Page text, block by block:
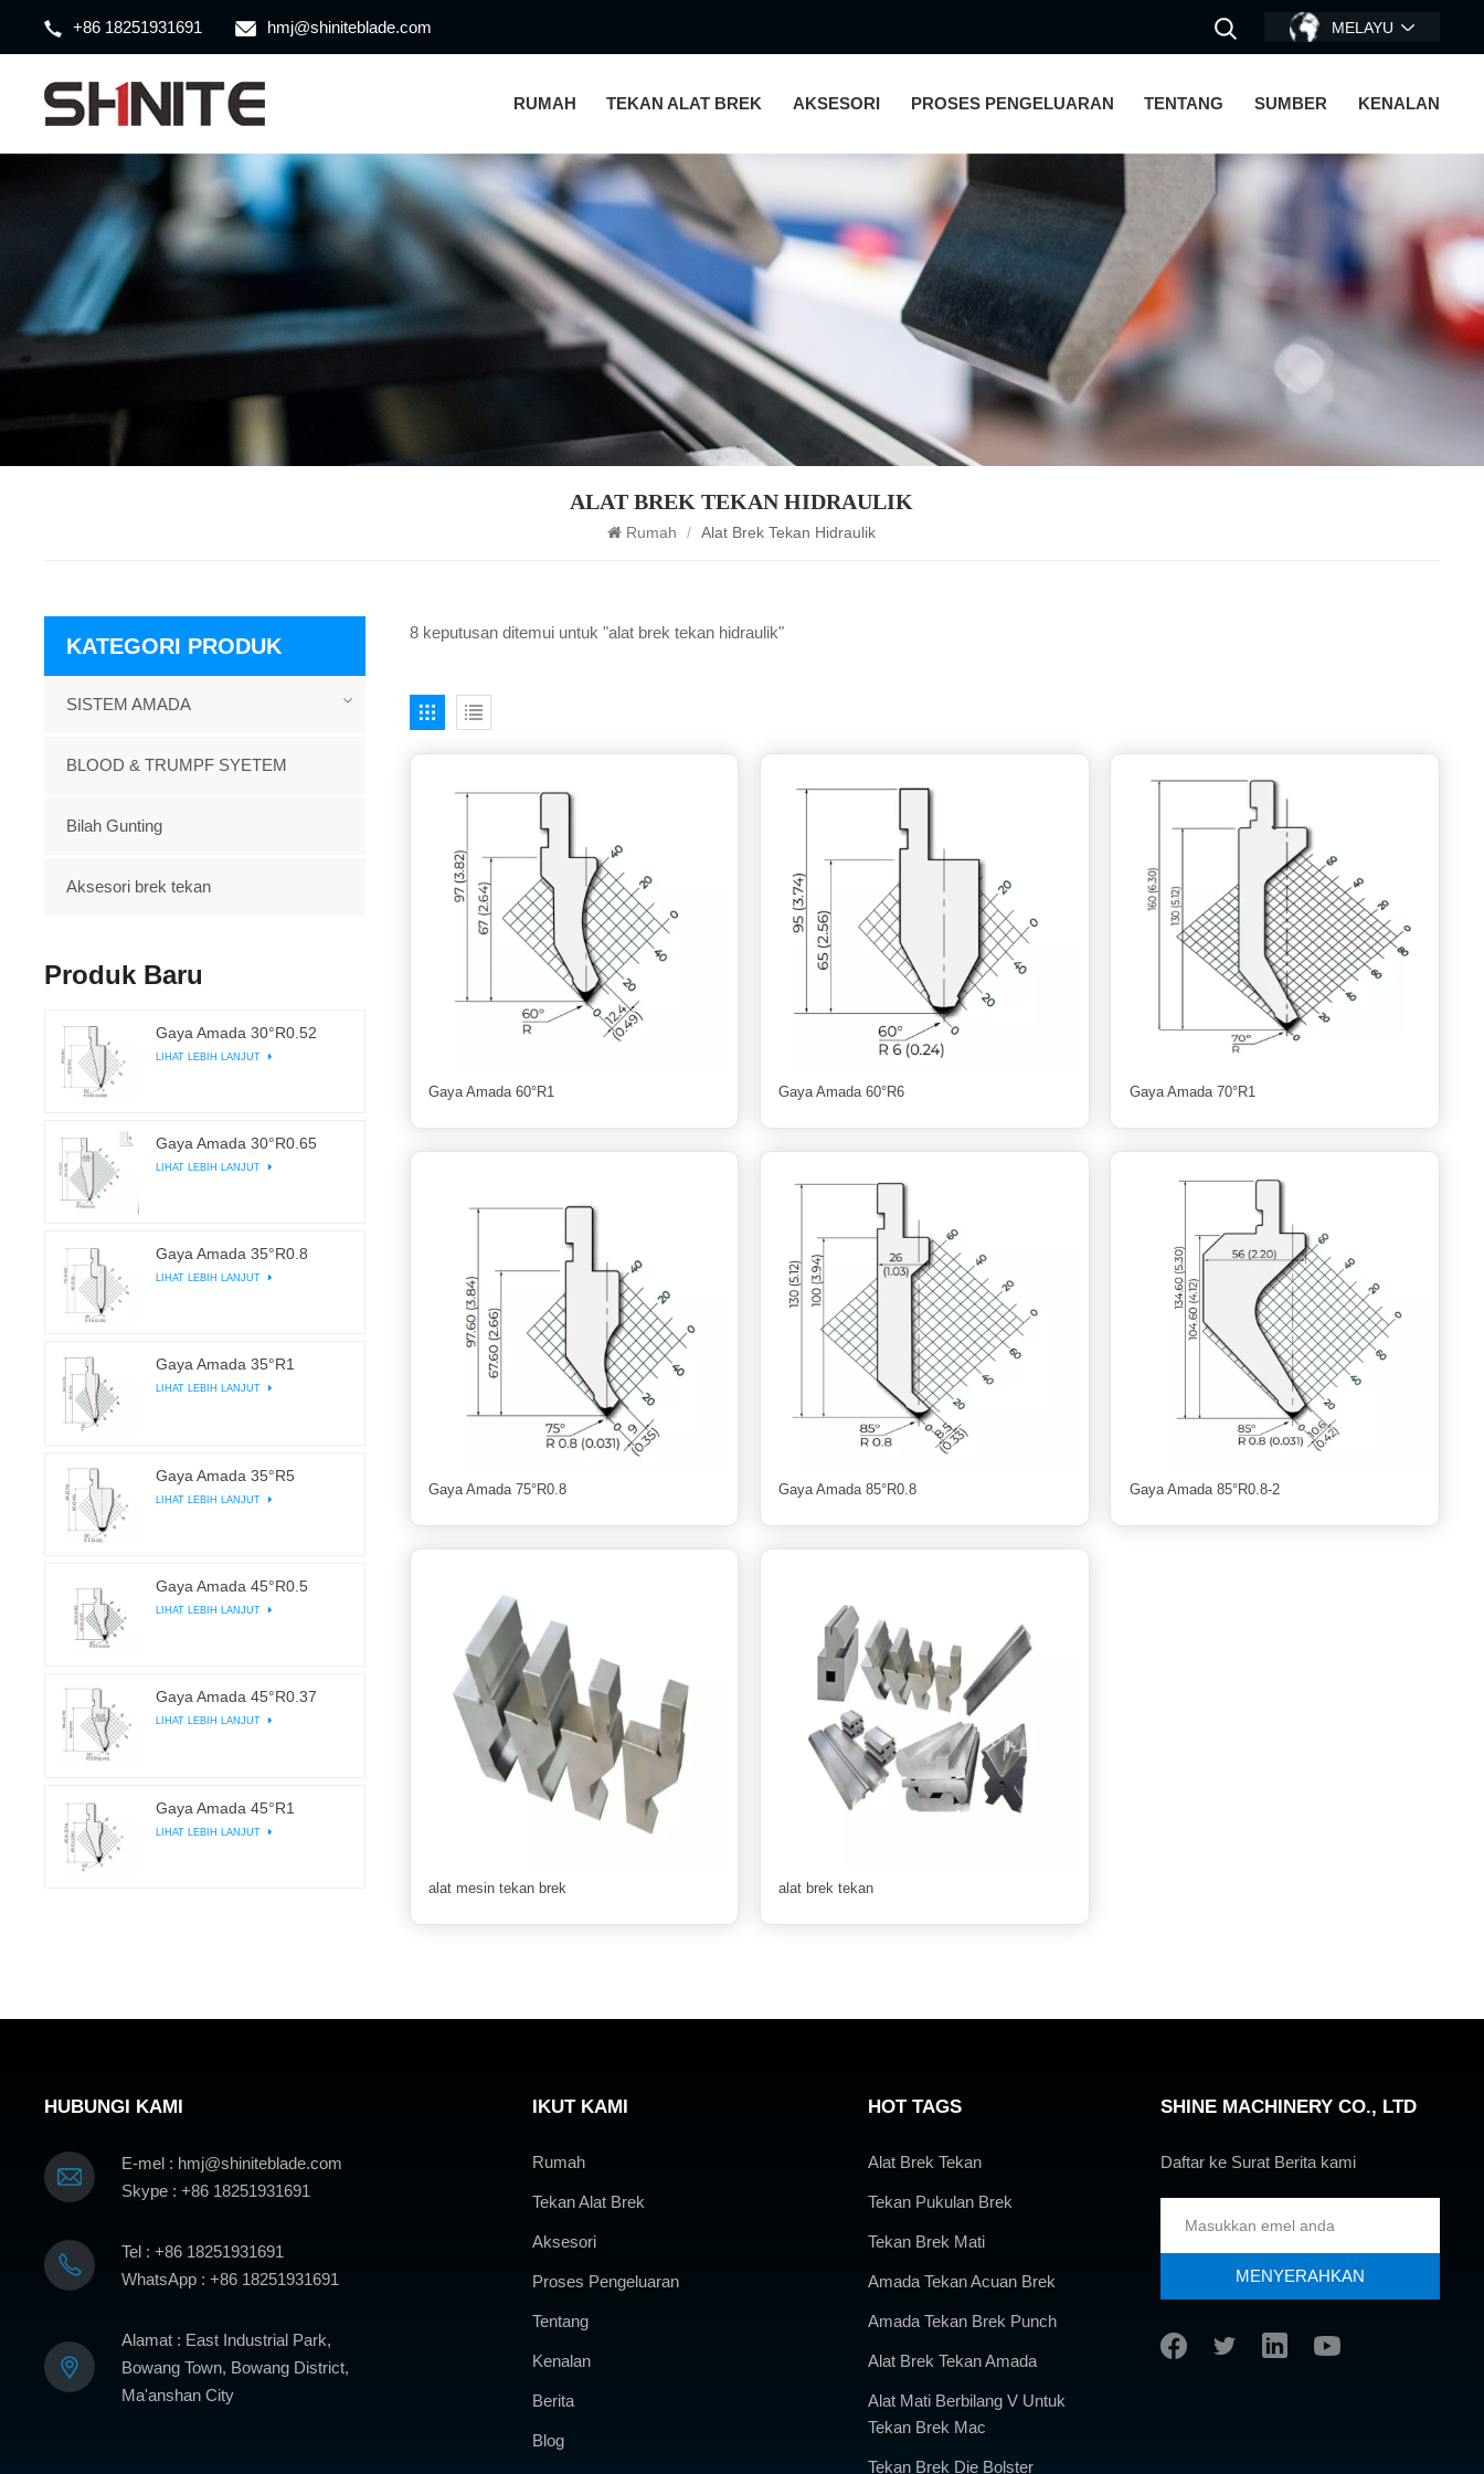
+86 18251931691 hmj@shiniteblade.com MELAYU
RUMAH TEKAN ALAT BREK AKSESORI PROSES PENGELUARAN TENTANG SUMBER KENALAN
ALAT BREK TEKAN HIDRAULIK
Rumah / Alat Brek Tekan Hidraulik
8 keputusan ditemui untuk "alat brek tekan hidraulik"
Gaya Amada 60°R1 Gaya Amada 60°R6 Gaya Amada 70°R1
Gaya Amada 75°R0.8 Gaya Amada 85°R0.8 Gaya Amada 85°R0.8-2
alat mesin tekan brek alat brek tekan
KATEGORI PRODUK
SISTEM AMADA
BLOOD & TRUMPF SYETEM
Bilah Gunting
Aksesori brek tekan
Produk Baru
Gaya Amada 30°R0.52
LIHAT LEBIH LANJUT
Gaya Amada 30°R0.65
LIHAT LEBIH LANJUT
Gaya Amada 35°R0.8
LIHAT LEBIH LANJUT
Gaya Amada 35°R1
LIHAT LEBIH LANJUT
Gaya Amada 35°R5
LIHAT LEBIH LANJUT
Gaya Amada 45°R0.5
LIHAT LEBIH LANJUT
Gaya Amada 45°R0.37
LIHAT LEBIH LANJUT
Gaya Amada 45°R1
LIHAT LEBIH LANJUT
HUBUNGI KAMI
E-mel : hmj@shiniteblade.com
Skype : +86 18251931691
Tel : +86 18251931691
WhatsApp : +86 18251931691
Alamat : East Industrial Park,
Bowang Town, Bowang District,
Ma'anshan City
IKUT KAMI
Rumah
Tekan Alat Brek
Aksesori
Proses Pengeluaran
Tentang
Kenalan
Berita
Blog
HOT TAGS
Alat Brek Tekan
Tekan Pukulan Brek
Tekan Brek Mati
Amada Tekan Acuan Brek
Amada Tekan Brek Punch
Alat Brek Tekan Amada
Alat Mati Berbilang V Untuk
Tekan Brek Mac
Tekan Brek Die Bolster
SHINE MACHINERY CO., LTD
Daftar ke Surat Berita kami
MENYERAHKAN